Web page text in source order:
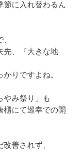
節に入れ替わるん
先、『大きな地
りですよね。
み祭り」も
櫃にて巡幸での開
善されず、